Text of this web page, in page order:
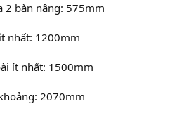
2 bàn nâng: 575mm
nhất: 1200mm
ít nhất: 1500mm
2070mm